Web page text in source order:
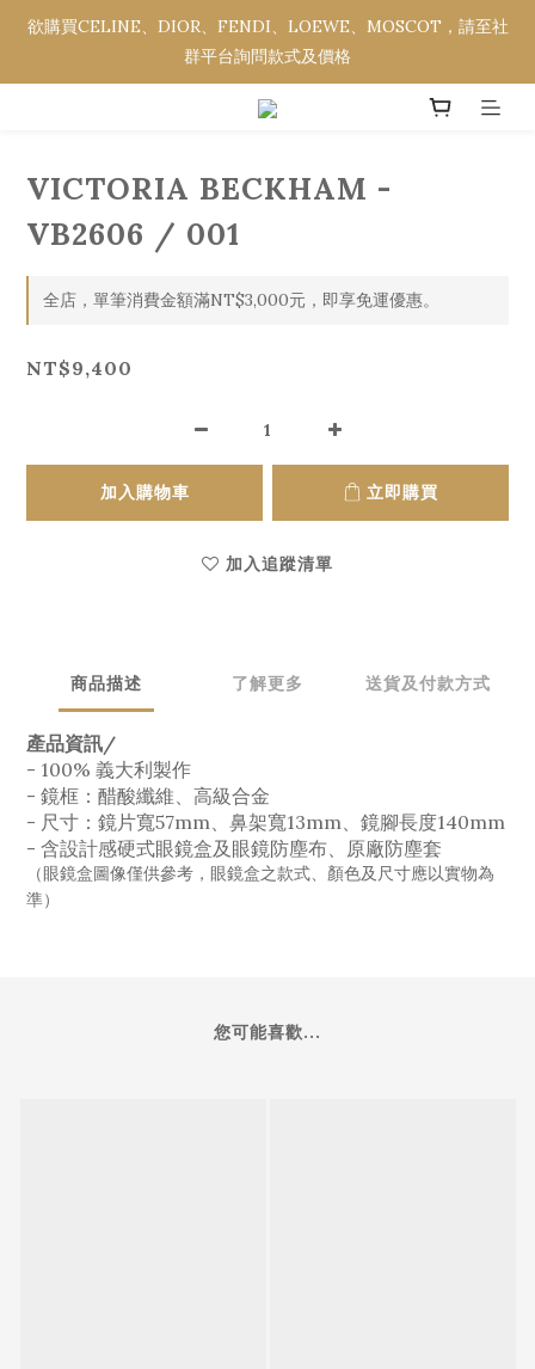
欲購買CELINE、DIOR、FENDI、LOEWE、MOSCOT，請至社
群平台詢問款式及價格
欲購買CELINE、DIOR、FENDI、LOEWE、MOSCOT，請至社
群平台詢問款式及價格
全館消費金額滿NT$3,000，即享免運優惠。
欲購買CELINE、DIOR、FENDI、LOEWE、MOSCOT，請至社
群平台詢問款式及價格
VICTORIA BECKHAM -
VB2606 / 001
全店，單筆消費金額滿NT$3,000元，即享免運優惠。
NT$9,400
加入購物車 立即購買
加入追蹤清單
商品描述 了解更多 送貨及付款方式
產品資訊/
- 100% 義大利製作
- 鏡框：醋酸纖維、高級合金
- 尺寸：鏡片寬57mm、鼻架寬13mm、鏡腳長度140mm
- 含設計感硬式眼鏡盒及眼鏡防塵布、原廠防塵套
（眼鏡盒圖像僅供參考，眼鏡盒之款式、顏色及尺寸應以實物為
準）
您可能喜歡...